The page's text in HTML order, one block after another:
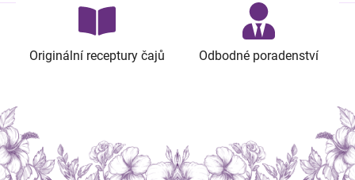
Originální receptury čajů Odbodné poradenství